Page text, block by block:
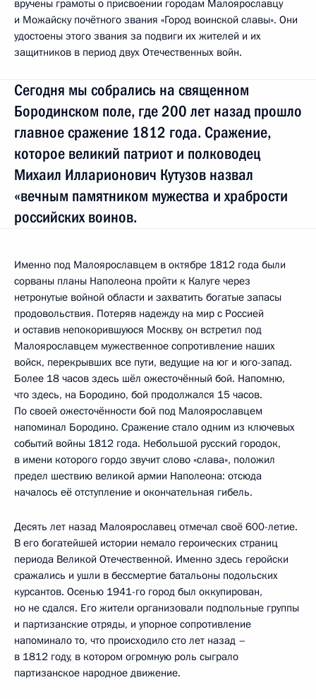
вручены грамоты о присвоении городам Малоярославцу
и Можайску почётного звания «Город воинской славы». Они
удостоены этого звания за подвиги их жителей и их
защитников в период двух Отечественных войн.
Сегодня мы собрались на священном
Бородинском поле, где 200 лет назад прошло
главное сражение 1812 года. Сражение,
которое великий патриот и полководец
Михаил Илларионович Кутузов назвал
«вечным памятником мужества и храбрости
российских воинов.
Именно под Малоярославцем в октябре 1812 года были
сорваны планы Наполеона пройти к Калуге через
нетронутые войной области и захватить богатые запасы
продовольствия. Потеряв надежду на мир с Россией
и оставив непокорившуюся Москву, он встретил под
Малоярославцем мужественное сопротивление наших
войск, перекрывших все пути, ведущие на юг и юго-запад.
Более 18 часов здесь шёл ожесточённый бой. Напомню,
что здесь, на Бородино, бой продолжался 15 часов.
По своей ожесточённости бой под Малоярославцем
напоминал Бородино. Сражение стало одним из ключевых
событий войны 1812 года. Небольшой русский городок,
в имени которого гордо звучит слово «слава», положил
предел шествию великой армии Наполеона: отсюда
началось её отступление и окончательная гибель.
Десять лет назад Малоярославец отмечал своё 600-летие.
В его богатейшей истории немало героических страниц
периода Великой Отечественной. Именно здесь геройски
сражались и ушли в бессмертие батальоны подольских
курсантов. Осенью 1941-го город был оккупирован,
но не сдался. Его жители организовали подпольные группы
и партизанские отряды, и упорное сопротивление
напоминало то, что происходило сто лет назад –
в 1812 году, в котором огромную роль сыграло
партизанское народное движение.